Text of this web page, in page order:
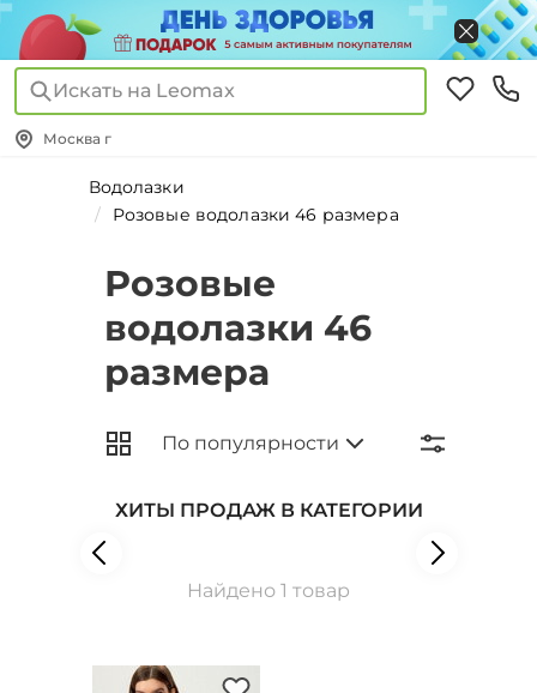
Искать на Leomax
Москва г
Водолазки
Розовые водолазки 46 размера
Розовые
водолазки 46
размера
ХИТЫ ПРОДАЖ В КАТЕГОРИИ
Найдено 1 товар